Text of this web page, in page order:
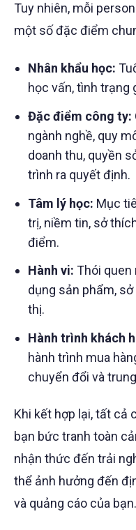
Tuy nhiên, mỗi
một số đặc điểm
Nhân khẩu học:
học vấn, tình trạng
Đặc điểm công ty:
ngành nghề, quy
doanh thu, quyền
trình ra quyết định.
Tâm lý học: Mục
trị, niềm tin, sở
điểm.
Hành vi: Thói quen
dụng sản phẩm,
thị.
Hành trình khách
hành trình mua
chuyển đổi và
Khi kết hợp lại, tất cả
bạn bức tranh toàn
nhận thức đến trải
thể ảnh hưởng đến
và quảng cáo của bạn.